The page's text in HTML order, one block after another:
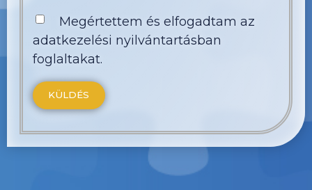
Megértettem és elfogadtam az
adatkezelési nyilvántartásban
foglaltakat.